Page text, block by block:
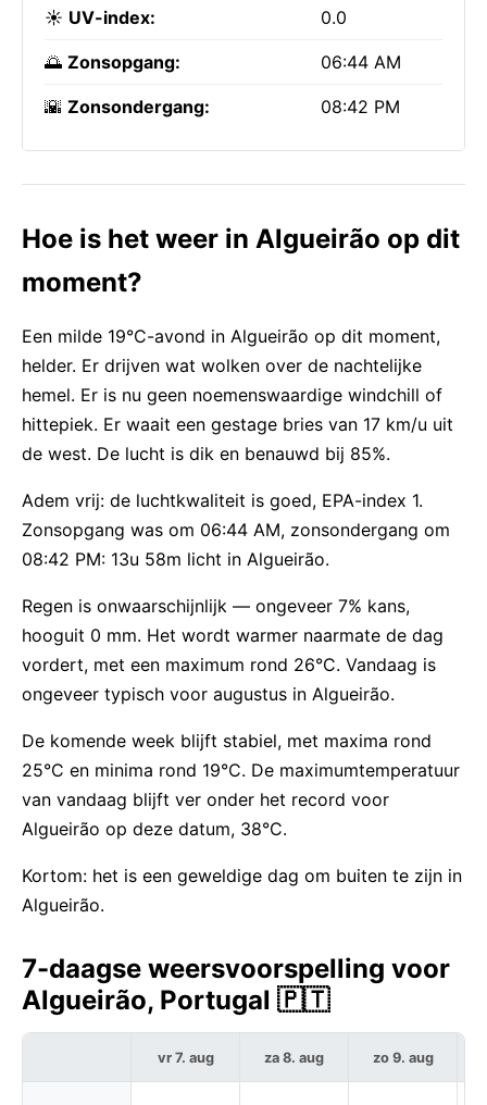
☀️ UV-index: 0.0
🌅 Zonsopgang: 06:44 AM
🌇 Zonsondergang: 08:42 PM
Hoe is het weer in Algueirão op dit
moment?
Een milde 19°C-avond in Algueirão op dit moment,
helder. Er drijven wat wolken over de nachtelijke
hemel. Er is nu geen noemenswaardige windchill of
hittepiek. Er waait een gestage bries van 17 km/u uit
de west. De lucht is dik en benauwd bij 85%.
Adem vrij: de luchtkwaliteit is goed, EPA-index 1.
Zonsopgang was om 06:44 AM, zonsondergang om
08:42 PM: 13u 58m licht in Algueirão.
Regen is onwaarschijnlijk — ongeveer 7% kans,
hooguit 0 mm. Het wordt warmer naarmate de dag
vordert, met een maximum rond 26°C. Vandaag is
ongeveer typisch voor augustus in Algueirão.
De komende week blijft stabiel, met maxima rond
25°C en minima rond 19°C. De maximumtemperatuur
van vandaag blijft ver onder het record voor
Algueirão op deze datum, 38°C.
Kortom: het is een geweldige dag om buiten te zijn in
Algueirão.
7-daagse weersvoorspelling voor
Algueirão, Portugal 🇵🇹
vr 7. aug za 8. aug zo 9. aug